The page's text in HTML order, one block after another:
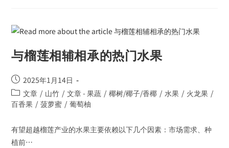
与榴莲相辅相承的热门水果
2025年1月14日
文章 / 山竹 / 文章 - 果蔬 / 椰树/椰子/香椰 / 水果 / 火龙果 /
百香果 / 菠萝蜜 / 葡萄柚
有望超越榴莲产业的水果主要依赖以下几个因素：市场需求、种
植前…